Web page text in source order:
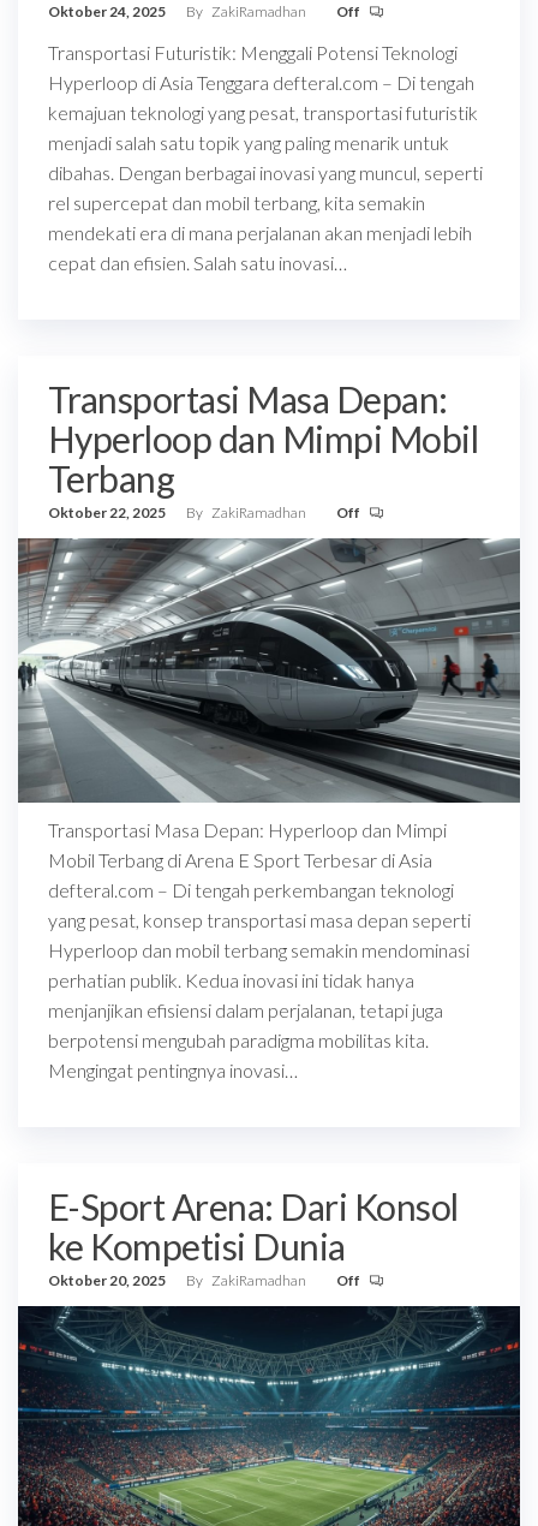
Oktober 24, 2025 By ZakiRamadhan Off
Transportasi Futuristik: Menggali Potensi Teknologi
Hyperloop di Asia Tenggara defteral.com – Di tengah
kemajuan teknologi yang pesat, transportasi futuristik
menjadi salah satu topik yang paling menarik untuk
dibahas. Dengan berbagai inovasi yang muncul, seperti
rel supercepat dan mobil terbang, kita semakin
mendekati era di mana perjalanan akan menjadi lebih
cepat dan efisien. Salah satu inovasi…
Transportasi Masa Depan:
Hyperloop dan Mimpi Mobil
Terbang
Oktober 22, 2025 By ZakiRamadhan Off
Transportasi Masa Depan: Hyperloop dan Mimpi
Mobil Terbang di Arena E Sport Terbesar di Asia
defteral.com – Di tengah perkembangan teknologi
yang pesat, konsep transportasi masa depan seperti
Hyperloop dan mobil terbang semakin mendominasi
perhatian publik. Kedua inovasi ini tidak hanya
menjanjikan efisiensi dalam perjalanan, tetapi juga
berpotensi mengubah paradigma mobilitas kita.
Mengingat pentingnya inovasi…
E-Sport Arena: Dari Konsol
ke Kompetisi Dunia
Oktober 20, 2025 By ZakiRamadhan Off